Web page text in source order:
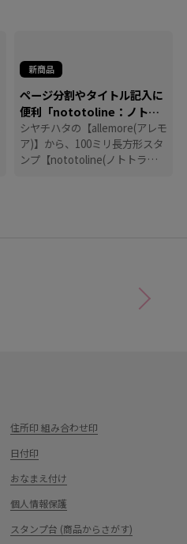
新商品
ページ分割やタイトル記入に
便利「nototoline：ノトト
ライン」
シヤチハタの【allemore(アレモ
ア)】から、100ミリ長方形スタ
ンプ【nototoline(ノトトライ
住所印 組み合わせ印
日付印
おなまえ付け
個人情報保護
スタンプ台 (商品からさがす)